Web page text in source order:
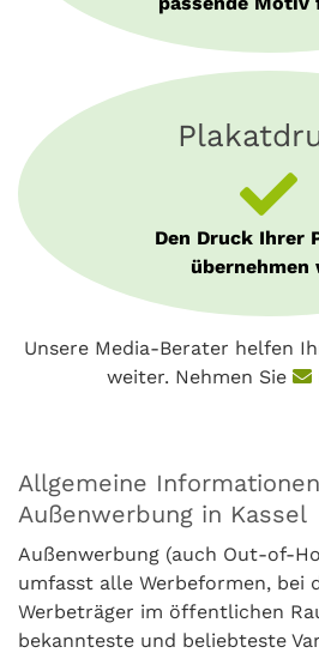
Den Druck Ihrer
übernehmen
Unsere Media-Berater helfen
weiter. Nehmen Sie
Allgemeine
Außenwerbung in Kassel
Außenwerbung (auch Out-of-
umfasst alle Werbeformen, bei
Werbeträger im öffentlichen
bekannteste und beliebteste